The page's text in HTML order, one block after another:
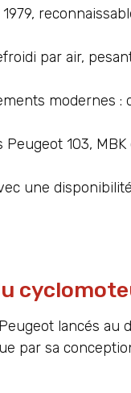
par air,
modernes
103,
une
lancés au
par sa